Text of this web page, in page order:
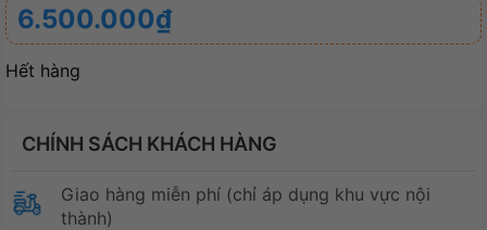
6.500.000₫
Hết hàng
CHÍNH SÁCH KHÁCH HÀNG
Giao hàng miễn phí (chỉ áp dụng khu vực nội
thành)